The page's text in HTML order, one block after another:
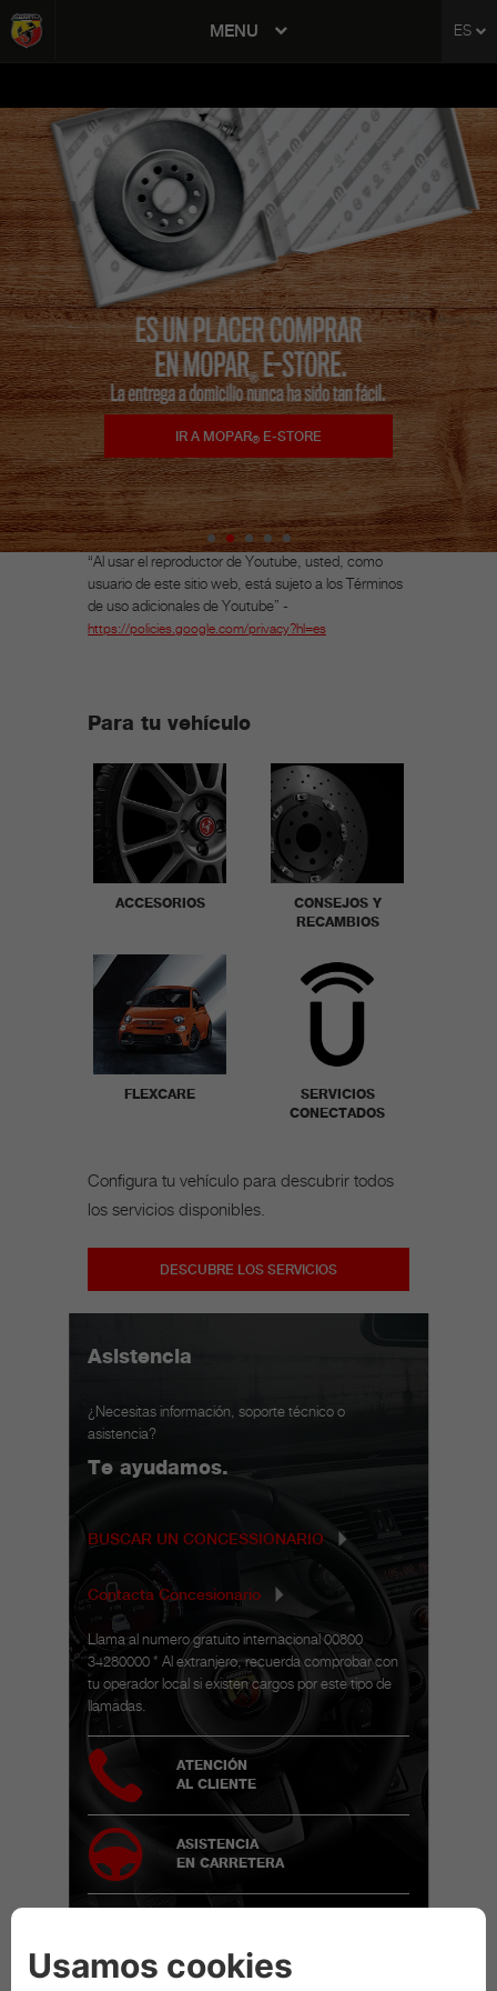
MENU ES
IR A MOPAR® E-STORE
“Al usar el reproductor de Youtube, usted, como
usuario de este sitio web, está sujeto a los
Términos
de uso adicionales de Youtube” -
https://policies.google.com/privacy?hl=es
Para tu vehículo
ACCESORIOS
CONSEJOS Y
RECAMBIOS
FLEXCARE
SERVICIOS
CONECTADOS
Configura tu vehículo para descubrir todos
los servicios disponibles.
DESCUBRE LOS SERVICIOS
Asistencia
¿Necesitas información, soporte técnico o
asistencia?
Te ayudamos.
BUSCAR UN CONCESSIONARIO
Contacta Concesionario
Llama al numero gratuito internacional 00800
34280000 * Al extranjero, recuerda comprobar con
tu operador local si existen cargos por este tipo de
llamadas.
ATENCIÓN
AL CLIENTE
ASISTENCIA
EN CARRETERA